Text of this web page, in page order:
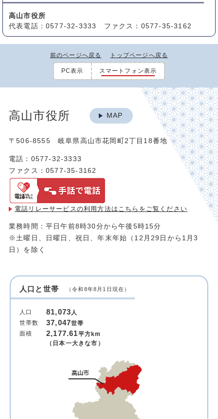
高山市役所
代表電話：0577-32-3333 ファクス：0577-35-3162
前のページへ戻る トップページへ戻る
PC表示 スマートフォン表示
高山市役所 MAP
〒506-8555 岐阜県高山市花岡町2丁目18番地
電話：0577-32-3333
ファクス：0577-35-3162
電話リレーサービスの利用方法は こちらをご覧ください
業務時間：平日午前8時30分から午後5時15分
※土曜日、日曜日、祝日、年末年始（12月29日から1月3
日）を除く
人口と世帯 （令和8年8月1日現在）
人口 81,073人
世帯数
37,047世帯
面積
2,177.61平方km
（日本一大きな市）